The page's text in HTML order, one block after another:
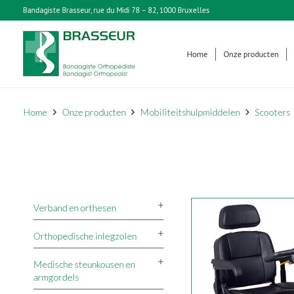
Bandagiste Brasseur, rue du Midi 78 – 82, 1000 Bruxelles
Home Onze producten
Home Onze producten Mobiliteitshulpmiddelen Scooters
Verband en orthesen
Orthopedische inlegzolen
Medische steunkousen en
armgordels